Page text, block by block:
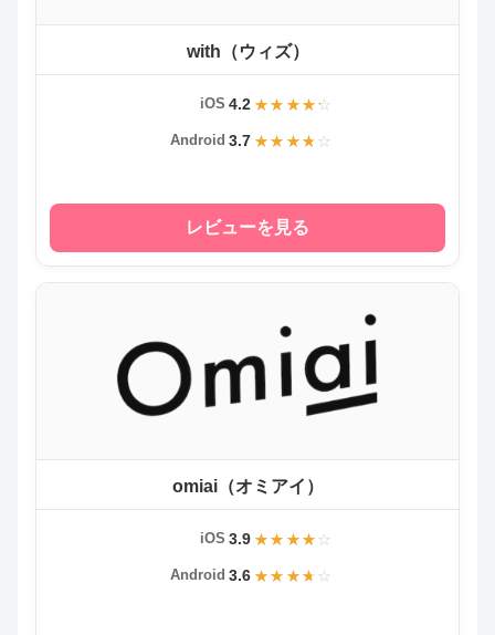
with（ウィズ）
iOS 4.2
Android 3.7
レビューを見る
omiai（オミアイ）
iOS 3.9
Android 3.6